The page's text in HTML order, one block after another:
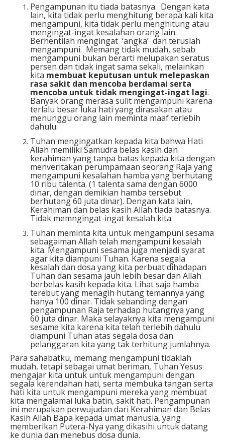
Pengampunan itu tiada batasnya. Dengan kata
lain, kita tidak perlu menghitung berapa kali kita
mengampuni, kita tidak perlu menghitung atau
mengingat-ingat kesalahan orang lain.
Berhentilah mengingat ‘angka’ dan teruslah
mengampuni. Memang tidak mudah, sebab
mengampuni bukan berarti melupakan seratus
persen dan tidak ingat sama sekali, melainkan
kita membuat keputusan untuk melepaskan
rasa sakit dan mencoba berdamai serta
mencoba untuk tidak mengingat-ingat lagi.
Banyak orang merasa sulit mengampuni karena
terlalu besar luka hati yang dirasakan atau
menunggu orang lain meminta maaf terlebih
dahulu.
Tuhan mengingatkan kepada kita bahwa Hati
Allah memiliki Samudra belas kasih dan
kerahiman yang tanpa batas kepada kita dengan
menveritakan perumpamaan seorang Raja yang
mengampuni kesalahan hamba yang berhutang
10 ribu talenta. (1 talenta sama dengan 6000
dinar, dengan demikian hamba tersebut
berhutang 60 juta dinar). Dengan kata lain,
Kerahiman dan belas kasih Allah tiada batasnya.
Tidak memngingat-ingat kesalah kita.
Tuhan meminta kita untuk mengampuni sesama
sebagaiman Allah telah mengampuni kesalah
kita. Mengampuni sesama juga menjadi syarat
agar kita diampuni Tuhan. Karena segala
kesalah dan dosa yang kita perbuat dihadapan
Tuhan dan sesama jauh lebih besar dan Allah
berbelas kasih kepada kita. Lihat saja hamba
terebut yang menagih hutang temannya yang
hanya 100 dinar. Tidak sebanding dengan
pengampunan Raja terhadap hutangnya yang
60 juta dinar. Maka selayaknya kita mengampuni
sesame kita karena kita telah terlebih dahulu
diampuni Tuhan atas segala dosa dan
pelanggaran kita yang tak terhitung jumlahnya.
Para sahabatku, memang mengampuni tidaklah
mudah, tetapi sebagai umat beriman, Tuhan Yesus
mengajar kita untuk untuk mengampuni dengan
segala kerendahan hati, serta membuka tangan serta
hati kita untuk mengampuni mereka yang membuat
kita mengalamai luka batin, sakit hati. Pengampunan
ini merupakan perwujudan dari Kerahiman dan Belas
Kasih Allah Bapa kepada umat manusia, yang
memberikan Putera-Nya yang dikasihi untuk datang
ke dunia dan menebus dosa dunia.